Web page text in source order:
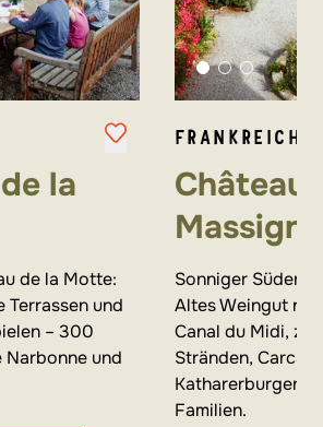
la
de la Motte:
Terrassen und
– 300
Narbonne und
FRANKREICH
Château
Sonniger Süden
Altes Weingut nur
Canal du Midi,
Stränden,
Katharerburgen –
Familien.